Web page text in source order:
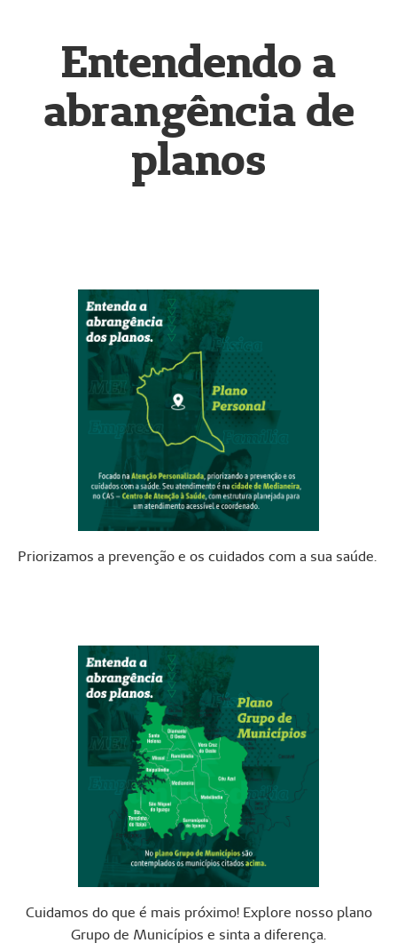
Entendendo a
abrangência de
planos
Priorizamos a prevenção e os cuidados com a sua saúde.
Cuidamos do que é mais próximo! Explore nosso plano
Grupo de Municípios e sinta a diferença.